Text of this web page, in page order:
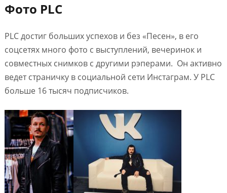
Фото PLC
PLC достиг больших успехов и без «Песен», в его
соцсетях много фото с выступлений, вечеринок и
совместных снимков с другими рэперами. Он активно
ведет страничку в социальной сети Инстаграм. У PLC
больше 16 тысяч подписчиков.